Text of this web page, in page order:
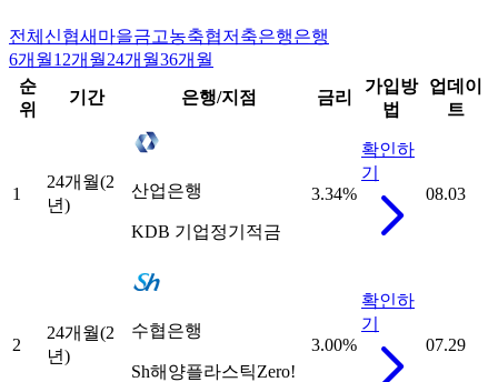
전체 신협새마을금고농축협저축은행은행
6개월12개월24개월36개월
순
위
기간 은행/지점 금리
가입방
법
업데이
트
1
24개월(2
년)
산업은행
KDB 기업정기적금
3.34%
확인하
기
08.03
2
24개월(2
년)
수협은행
Sh해양플라스틱Zero!
3.00%
확인하
기
07.29